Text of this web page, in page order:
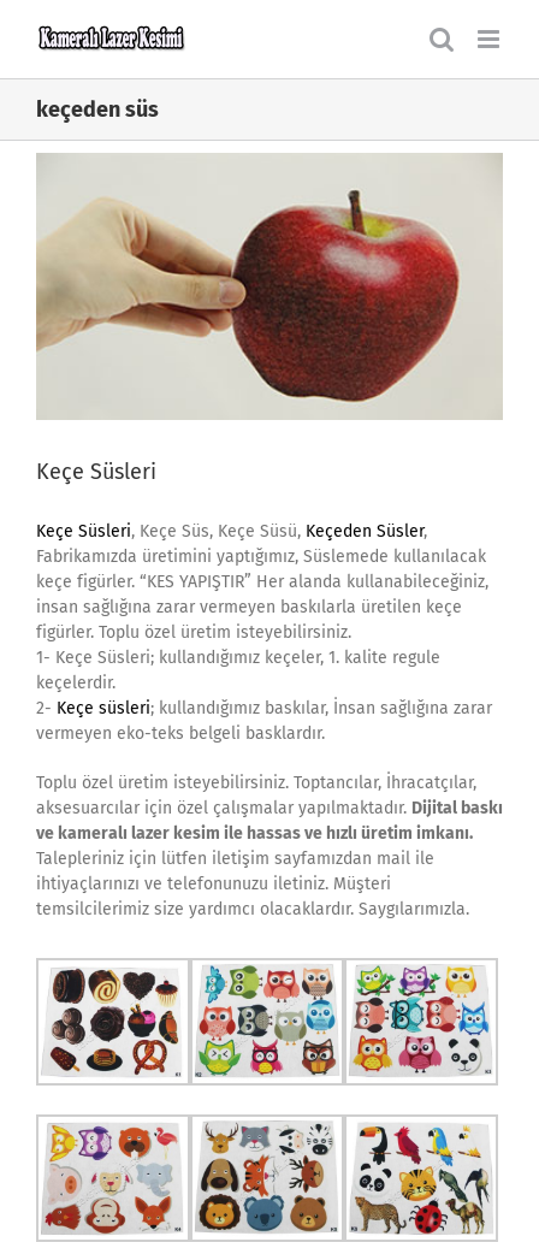
keçeden süs
Keçe Süsleri
Keçe Süsleri, Keçe Süs, Keçe Süsü, Keçeden Süsler,
Fabrikamızda üretimini yaptığımız, Süslemede kullanılacak
keçe figürler. “KES YAPIŞTIR” Her alanda kullanabileceğiniz,
insan sağlığına zarar vermeyen baskılarla üretilen keçe
figürler. Toplu özel üretim isteyebilirsiniz.
1- Keçe Süsleri; kullandığımız keçeler, 1. kalite regule
keçelerdir.
2- Keçe süsleri; kullandığımız baskılar, İnsan sağlığına zarar
vermeyen eko-teks belgeli basklardır.
Toplu özel üretim isteyebilirsiniz. Toptancılar, İhracatçılar,
aksesuarcılar için özel çalışmalar yapılmaktadır. Dijital baskı
ve kameralı lazer kesim ile hassas ve hızlı üretim imkanı.
Talepleriniz için lütfen iletişim sayfamızdan mail ile
ihtiyaçlarınızı ve telefonunuzu iletiniz. Müşteri
temsilcilerimiz size yardımcı olacaklardır. Saygılarımızla.